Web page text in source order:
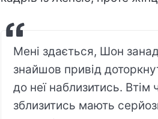
Мені здається, Шон
знайшов привід
до неї наблизитись. Втім
зблизитись мають